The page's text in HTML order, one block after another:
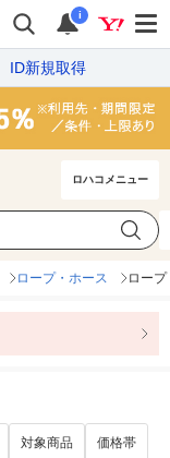
i
ID新規取得
ロハコメニュー
ロープ・ホース ロー
対象商品 価格帯